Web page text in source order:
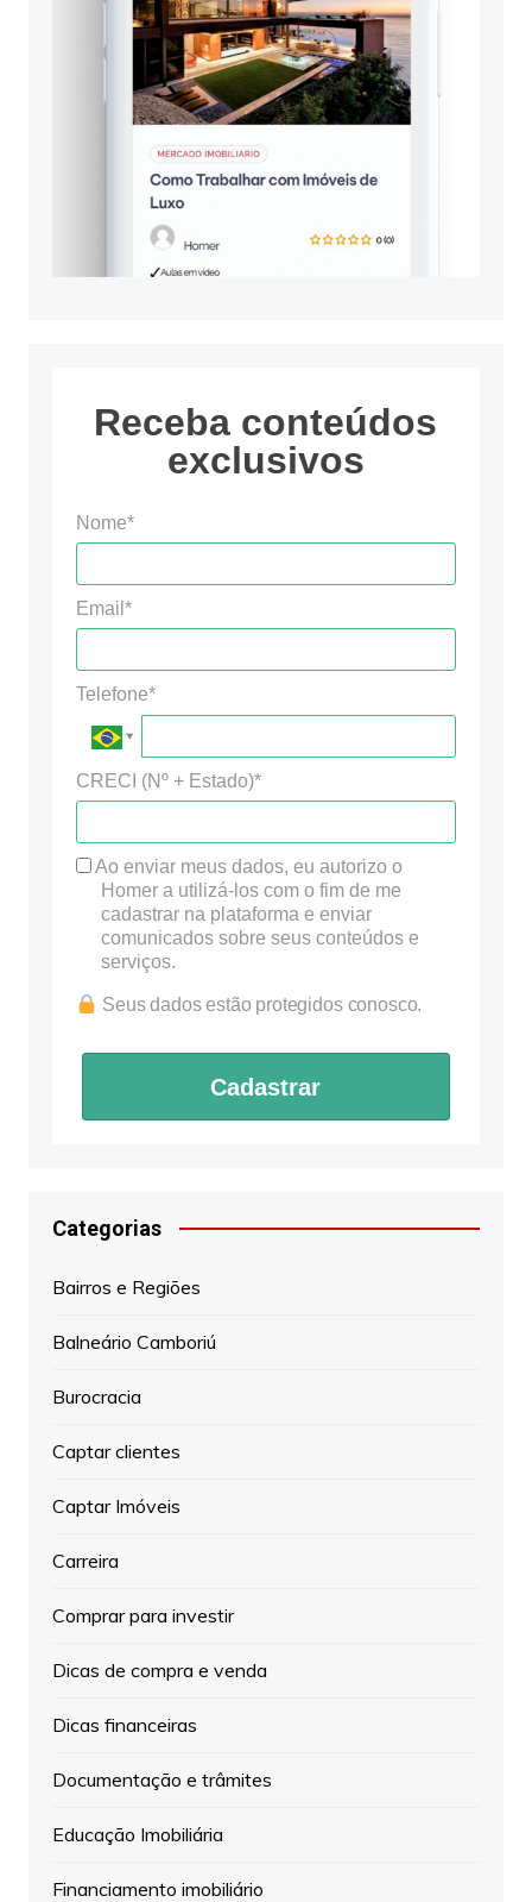
Receba conteúdos
exclusivos
Nome*
Email*
Telefone*
CRECI (Nº + Estado)*
Ao enviar meus dados, eu autorizo o
Homer a utilizá-los com o fim de me
cadastrar na plataforma e enviar
comunicados sobre seus conteúdos e
serviços.
Seus dados estão protegidos conosco.
Cadastrar
Categorias
Bairros e Regiões
Balneário Camboriú
Burocracia
Captar clientes
Captar Imóveis
Carreira
Comprar para investir
Dicas de compra e venda
Dicas financeiras
Documentação e trâmites
Educação Imobiliária
Financiamento imobiliário